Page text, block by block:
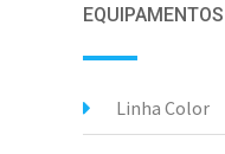
EQUIPAMENTOS
Linha Color